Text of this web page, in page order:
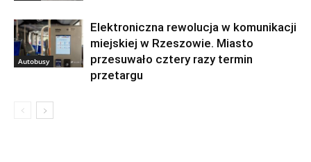
Autobusy
Elektroniczna rewolucja w komunikacji
miejskiej w Rzeszowie. Miasto
przesuwało cztery razy termin
przetargu